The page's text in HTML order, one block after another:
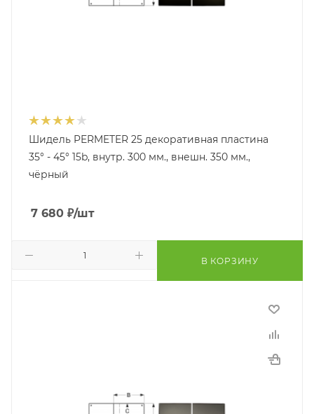
Шидель PERMETER 25 декоративная пластина
35° - 45° 15b, внутр. 300 мм., внешн. 350 мм.,
чёрный
7 680 ₽/шт
В КОРЗИНУ